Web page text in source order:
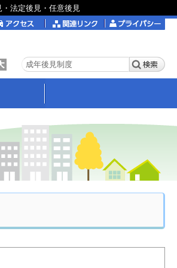
法定後見・任意後見